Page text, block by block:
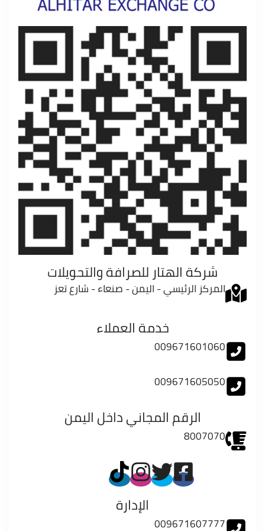
شركة الهتار للصرافة والتحويلات
المركز الرئيسي - اليمن - صنعاء - شارع تعز
خدمة العملاء
009671601060
009671605050
الرقم المجاني داخل اليمن
8007070
الإدارة
009671607777